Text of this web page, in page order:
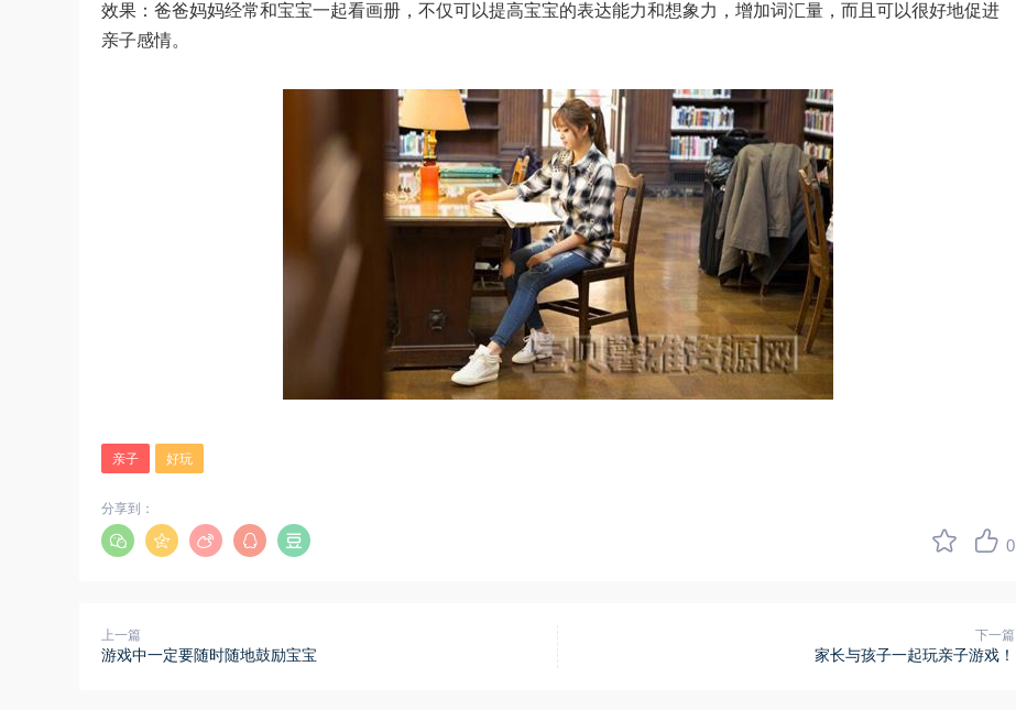
效果：爸爸妈妈经常和宝宝一起看画册，不仅可以提高宝宝的表达能力和想象力，增加词汇量，而且可以很好地促进
亲子感情。
亲子 好玩
0
分享到：
上一篇
游戏中一定要随时随地鼓励宝宝
下一篇
家长与孩子一起玩亲子游戏！